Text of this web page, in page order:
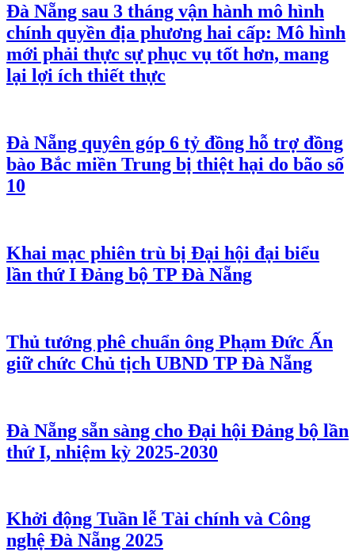
Đà Nẵng sau 3 tháng vận hành mô hình
chính quyền địa phương hai cấp: Mô hình
mới phải thực sự phục vụ tốt hơn, mang
lại lợi ích thiết thực
Đà Nẵng quyên góp 6 tỷ đồng hỗ trợ đồng
bào Bắc miền Trung bị thiệt hại do bão số
10
Khai mạc phiên trù bị Đại hội đại biểu
lần thứ I Đảng bộ TP Đà Nẵng
Thủ tướng phê chuẩn ông Phạm Đức Ấn
giữ chức Chủ tịch UBND TP Đà Nẵng
Đà Nẵng sẵn sàng cho Đại hội Đảng bộ lần
thứ I, nhiệm kỳ 2025-2030
Khởi động Tuần lễ Tài chính và Công
nghệ Đà Nẵng 2025